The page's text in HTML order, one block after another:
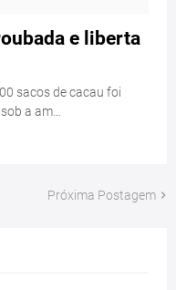
e liberta
sacos de cacau foi
a am…
Próxima Postagem